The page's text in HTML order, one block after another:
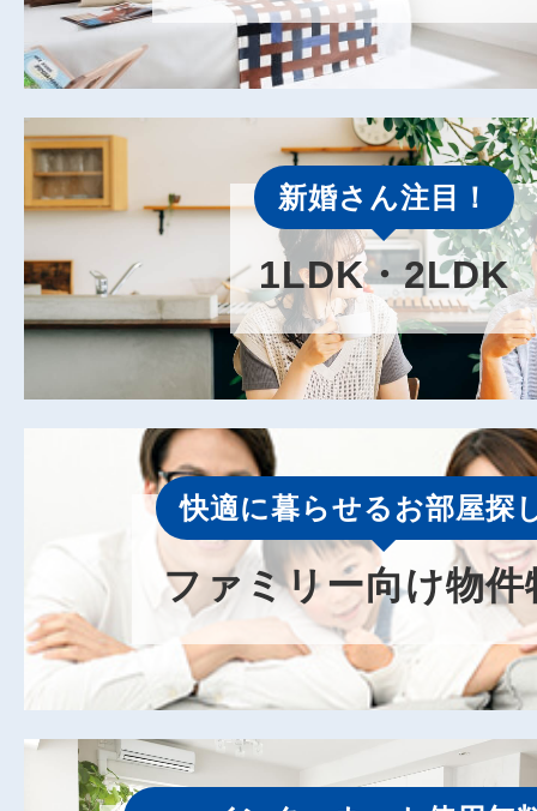
新婚さん注目！
1LDK・2LDK
快適に暮らせるお部屋探
ファミリー向け物件